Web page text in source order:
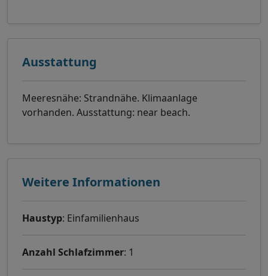
Ausstattung
Meeresnähe: Strandnähe. Klimaanlage
vorhanden. Ausstattung: near beach.
Weitere Informationen
Haustyp: Einfamilienhaus
Anzahl Schlafzimmer: 1